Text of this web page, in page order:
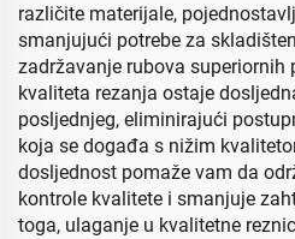
različite materijale,
smanjujući potrebe za
zadržavanje rubova superiornih
kvaliteta rezanja ostaje
posljednjeg, eliminirajući
koja se događa s nižim
dosljednost pomaže vam da
kontrole kvalitete i smanjuje
toga, ulaganje u kvalitetne